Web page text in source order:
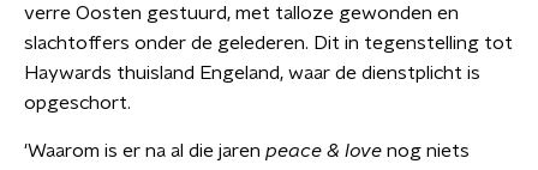
verre Oosten gestuurd, met talloze gewonden en
slachtoffers onder de gelederen. Dit in tegenstelling tot
Haywards thuisland Engeland, waar de dienstplicht is
opgeschort.
'Waarom is er na al die jaren peace & love nog niets